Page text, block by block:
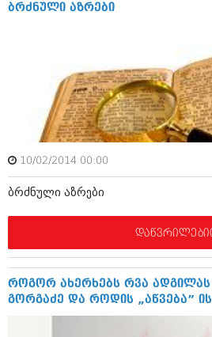
ივლისი 2017 (233)
ივნისი 2017 (265)
მაისი 2017 (216)
აპრილი 2017 (220)
მარტი 2017 (212)
თებერვალი 2017 (205)
იანვარი 2017 (246)
დეკემბერი 2016 (207)
სექტემბერი 2016 (224)
ივლისი 2016 (211)
ივნისი 2016 (221)
მაისი 2016 (261)
აპრილი 2016 (215)
ბრძნული აზრები
10/02/2014 00:00
ბრძნული აზრები
როგორ ახერხებს რვა ადგილას
გორგაძე და როდის „აწვება”